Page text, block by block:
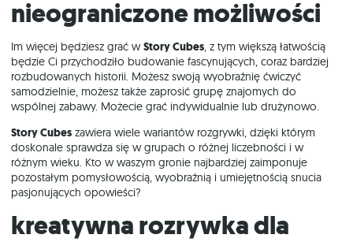
Nieograniczone możliwości
Im więcej będziesz grać wStory Cubes, z tym większą łatwością
będzie Ci przychodziło budowanie fascynujących, coraz bardziej
rozbudowanych historii. Możesz swoją wyobraźnię ćwiczyć
samodzielnie, możesz także zaprosić grupę znajomych do
wspólnej zabawy. Możecie grać indywidualnie lub drużynowo.
Story Cubes zawiera wiele wariantów rozgrywki, dzięki którym
doskonale sprawdza się w grupach o różnej liczebności i w
różnym wieku. Kto w waszym gronie najbardziej zaimponuje
pozostałym pomysłowością, wyobraźnią i umiejętnością snucia
pasjonujących opowieści?
Kreatywna rozrywka dla